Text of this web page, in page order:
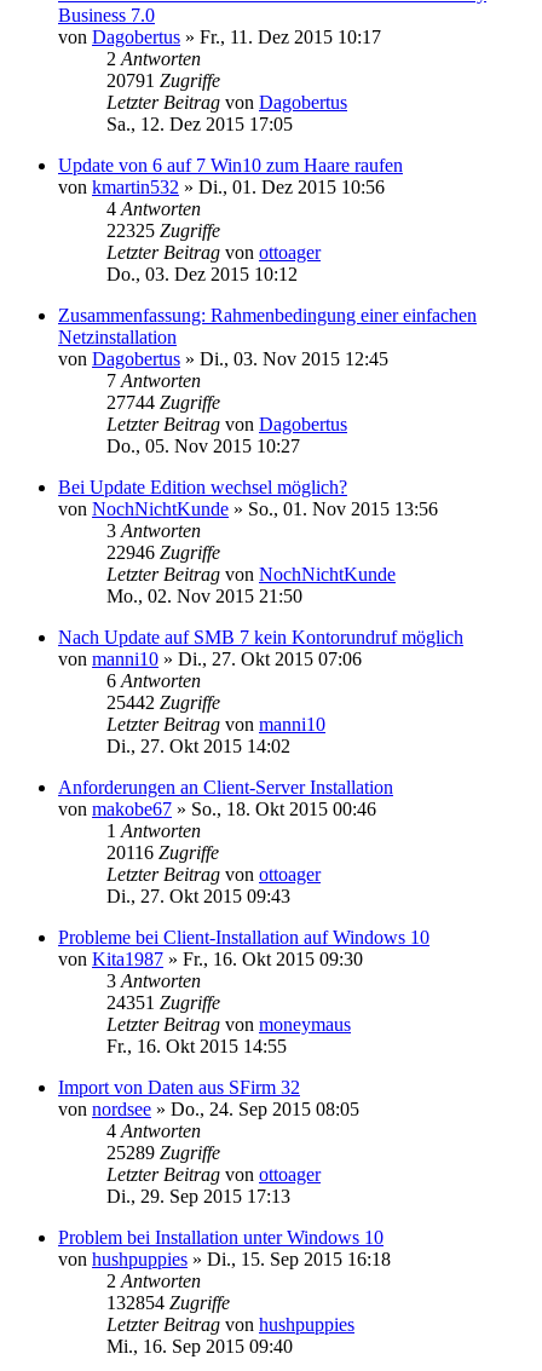
Business 7.0
von Dagobertus » Fr., 11. Dez 2015 10:17
2 Antworten
20791 Zugriffe
Letzter Beitrag von Dagobertus
Sa., 12. Dez 2015 17:05
Update von 6 auf 7 Win10 zum Haare raufen
von kmartin532 » Di., 01. Dez 2015 10:56
4 Antworten
22325 Zugriffe
Letzter Beitrag von ottoager
Do., 03. Dez 2015 10:12
Zusammenfassung: Rahmenbedingung einer einfachen
Netzinstallation
von Dagobertus » Di., 03. Nov 2015 12:45
7 Antworten
27744 Zugriffe
Letzter Beitrag von Dagobertus
Do., 05. Nov 2015 10:27
Bei Update Edition wechsel möglich?
von NochNichtKunde » So., 01. Nov 2015 13:56
3 Antworten
22946 Zugriffe
Letzter Beitrag von NochNichtKunde
Mo., 02. Nov 2015 21:50
Nach Update auf SMB 7 kein Kontorundruf möglich
von manni10 » Di., 27. Okt 2015 07:06
6 Antworten
25442 Zugriffe
Letzter Beitrag von manni10
Di., 27. Okt 2015 14:02
Anforderungen an Client-Server Installation
von makobe67 » So., 18. Okt 2015 00:46
1 Antworten
20116 Zugriffe
Letzter Beitrag von ottoager
Di., 27. Okt 2015 09:43
Probleme bei Client-Installation auf Windows 10
von Kita1987 » Fr., 16. Okt 2015 09:30
3 Antworten
24351 Zugriffe
Letzter Beitrag von moneymaus
Fr., 16. Okt 2015 14:55
Import von Daten aus SFirm 32
von nordsee » Do., 24. Sep 2015 08:05
4 Antworten
25289 Zugriffe
Letzter Beitrag von ottoager
Di., 29. Sep 2015 17:13
Problem bei Installation unter Windows 10
von hushpuppies » Di., 15. Sep 2015 16:18
2 Antworten
132854 Zugriffe
Letzter Beitrag von hushpuppies
Mi., 16. Sep 2015 09:40